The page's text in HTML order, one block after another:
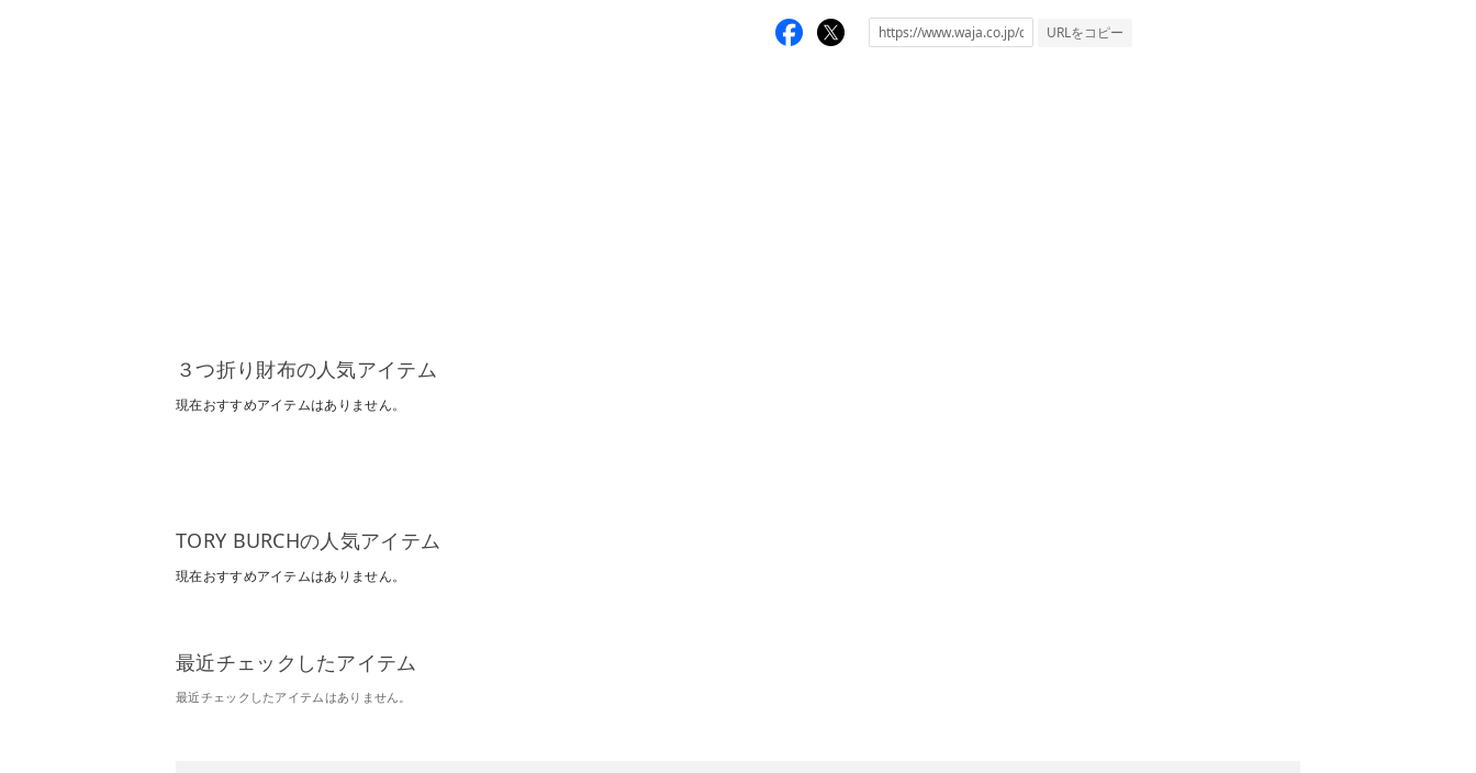
URLをコピー
３つ折り財布の人気アイテム
現在おすすめアイテムはありません。
TORY BURCHの人気アイテム
現在おすすめアイテムはありません。
最近チェックしたアイテム
最近チェックしたアイテムはありません。